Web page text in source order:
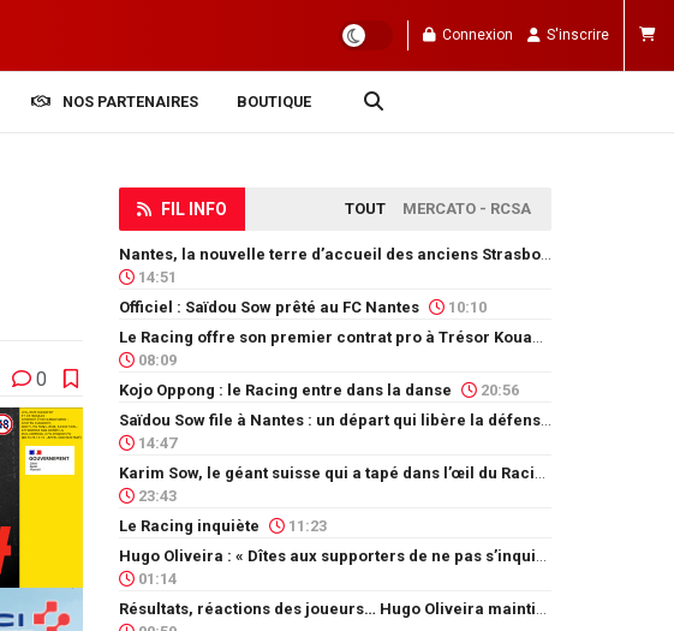
Connexion S'inscrire
NOS PARTENAIRES BOUTIQUE
0
FIL INFO TOUT MERCATO - RCSA
14:51
Officiel : Saïdou Sow prêté au FC Nantes
10:10
08:09
Kojo Oppong : le Racing entre dans la danse
20:56
14:47
23:43
Le Racing inquiète
11:23
01:14